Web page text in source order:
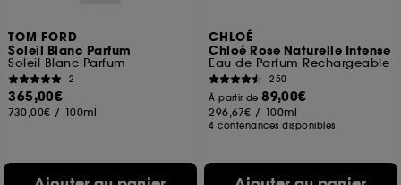
TOM FORD
Soleil Blanc Parfum
Soleil Blanc Parfum
2
365,00€
730,00€ / 100ml
CHLOÉ
Chloé Rose Naturelle Intense
Eau de Parfum Rechargeable
250
À partir de89,00€
296,67€ / 100ml
4 contenances disponibles